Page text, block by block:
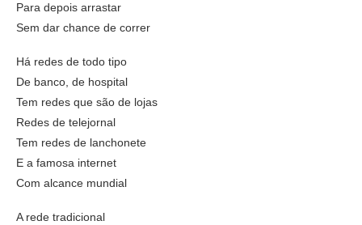
Para depois arrastar
Sem dar chance de correr
Há redes de todo tipo
De banco, de hospital
Tem redes que são de lojas
Redes de telejornal
Tem redes de lanchonete
E a famosa internet
Com alcance mundial
A rede tradicional